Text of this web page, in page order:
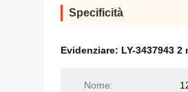
Specificità
Evidenziare: LY-3437943 2
Nome: